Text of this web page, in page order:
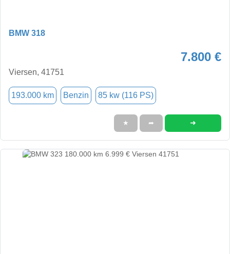
BMW 318
7.800 €
Viersen, 41751
193.000 km Benzin 85 kw (116 PS)
★ ➦ ➜